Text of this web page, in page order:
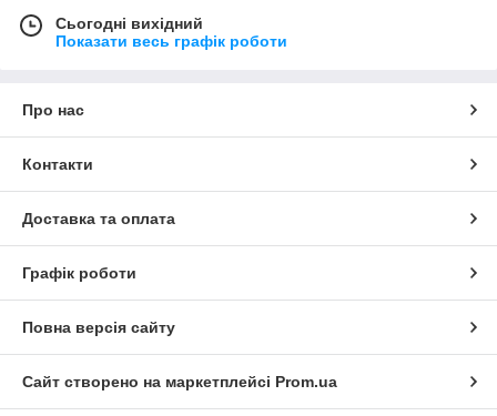
Сьогодні вихідний
Показати весь графік роботи
Про нас
Контакти
Доставка та оплата
Графік роботи
Повна версія сайту
Сайт створено на маркетплейсі Prom.ua